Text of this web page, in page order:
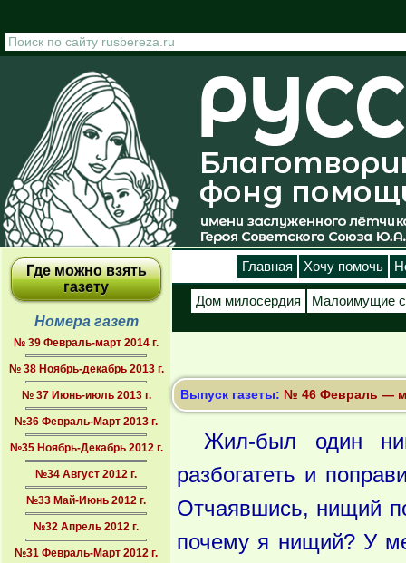
Где можно взять
газету
Номера газет
№ 39 Февраль-март 2014 г.
№ 38 Ноябрь-декабрь 2013 г.
№ 37 Июнь-июль 2013 г.
№36 Февраль-Март 2013 г.
№35 Ноябрь-Декабрь 2012 г.
№34 Август 2012 г.
№33 Май-Июнь 2012 г.
№32 Апрель 2012 г.
№31 Февраль-Март 2012 г.
Главная Хочу помочь
Дом милосердия Малоимущие
Выпуск газеты: № 46 Февраль —
Жил-был один
разбогатеть и
Отчаявшись, нищий
почему я нищий? У